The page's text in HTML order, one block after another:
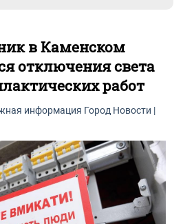
в Каменском
отключения света
работ
информация Город Новости |